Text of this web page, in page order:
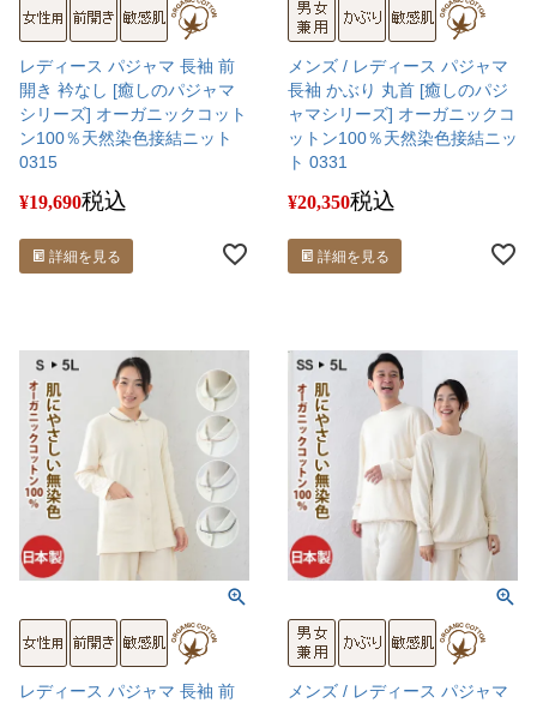
レディース パジャマ 長袖 前
開き 衿なし [癒しのパジャマ
シリーズ] オーガニックコット
ン100％天然染色接結ニット
0315
¥19,690税込
詳細を見る
メンズ / レディース パジャマ
長袖 かぶり 丸首 [癒しのパジ
ャマシリーズ] オーガニックコ
ットン100％天然染色接結ニッ
ト 0331
¥20,350税込
詳細を見る
レディース パジャマ 長袖 前
メンズ / レディース パジャマ